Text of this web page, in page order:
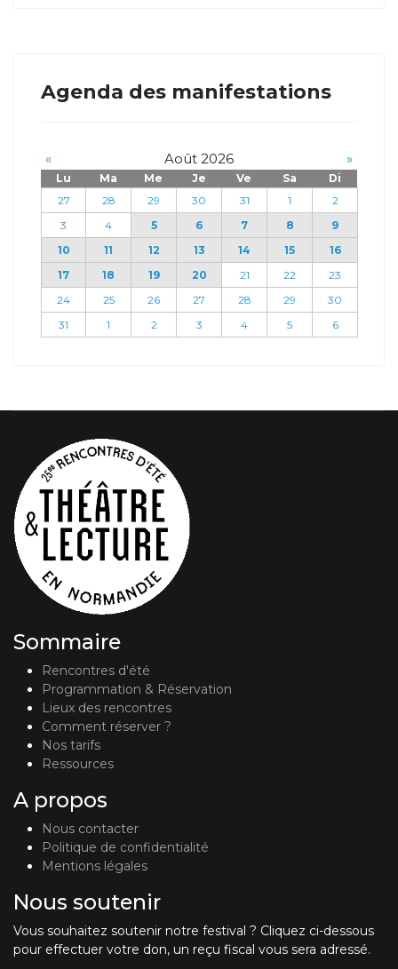
Agenda des manifestations
« Août 2026 »
Lu Ma Me Je Ve Sa
Di
27
28 29 30 31 1
2
3
4 5 6 7 8
9
10
11 12 13 14 15
16
17
18 19 20 21 22
23
24
25 26 27 28 29
30
31
1 2 3 4 5 6
Sommaire
Rencontres d'été
Programmation & Réservation
Lieux des rencontres
Comment réserver ?
Nos tarifs
Ressources
A propos
Nous contacter
Politique de confidentialité
Mentions légales
Nous soutenir
Vous souhaitez soutenir notre festival ? Cliquez ci-dessous
pour effectuer votre don, un reçu fiscal vous sera adressé.